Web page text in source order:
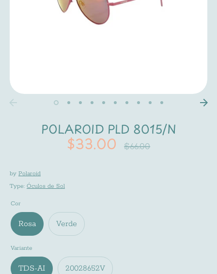
POLAROID PLD 8015/N
$33.00
Regular
$66.00
by Polaroid
Type: Óculos de Sol
Cor
Rosa Verde
Variante
TDS-AI 20028652V